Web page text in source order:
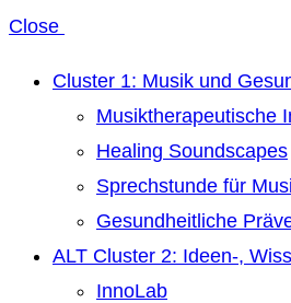
Close
Cluster 1: Musik und
Musiktherapeutische
Healing Soundscapes
Sprechstunde für
Gesundheitliche
ALT Cluster 2: Ideen-,
InnoLab